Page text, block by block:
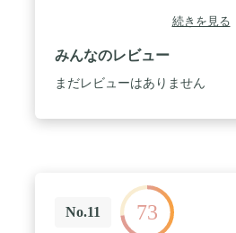
同日が期限）詳細は公式サイト
させて頂きます。日本メーカー
い。
り動画で確認できるほか、日本
同梱しており、その他不明点が
までご連絡いただけますと詳
ことができます。 / かんたん操
ボディ、重量410gにペットボト
意】充電用USBアダプターは付
トフォンなどの充電でお使いの
使用いただけます。また製品作
続きを見る
みんなのレビュー
まだレビューはありません
No.11 73